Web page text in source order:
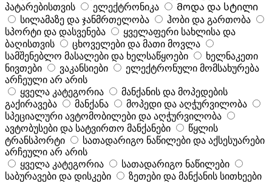
პატარებისთვის
ელექტრონიკა
Მოდა და სტილი
სილამაზე და ჯანმრთელობა
ჰობი და გართობა
სპორტი და დასვენება
ყველაფერი სახლისა და
ბაღისთვის
ცხოველები და მათი მოვლა
სამშენებლო მასალები და ხელსაწყოები
ხელნაკეთი
ნივთები
ვაკანსიები
ელექტრონული მომსახურება
არჩეული არ არის
ყველა კატეგორია
მანქანის და მოპედების
გაქირავება
მანქანა
მოპედი და აღჭურვილობა
სპეციალური ავტომობილები და აღჭურვილობა
ავტობუსები და სატვირთო მანქანები
წყლის
ტრანსპორტი
სათადარიგო ნაწილები და აქსესუარები
არჩეული არ არის
ყველა კატეგორია
სათადარიგო ნაწილები
საბურავები და დისკები
ზეთები და მანქანის სითხეები